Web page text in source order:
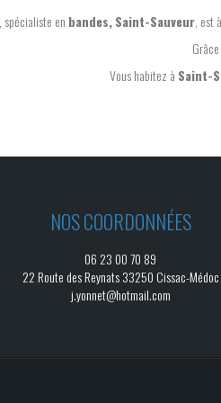
, spécialiste en bandes,Saint-Sauveur ,
Vous habitez à Saint-
NOS COORDONNÉES
06 23 00 70 89
22 Route des Reynats 33250 Cissac-Médoc
j.yonnet@hotmail.com